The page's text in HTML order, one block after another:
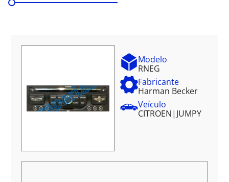
Modelo
RNEG
Fabricante
Harman Becker
Veículo
CITROEN| JUMPY